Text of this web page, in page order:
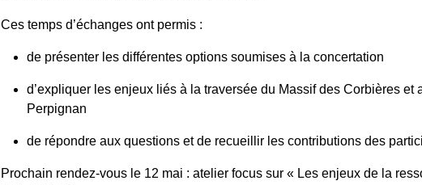
Ces temps d’échanges ont permis :
de présenter les différentes options soumises à la concertation
d’expliquer les enjeux liés à la traversée du Massif des Corbières et
Perpignan
de répondre aux questions et de recueillir les contributions des
Prochain rendez-vous le 12 mai : atelier focus sur « Les enjeux de la